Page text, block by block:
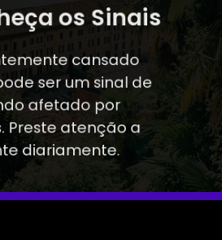
os Sinais
cansado
pode ser um sinal de
afetado por
Preste atenção a
diariamente.